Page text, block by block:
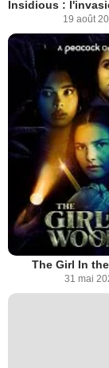
19 août
The Girl In
31 mai